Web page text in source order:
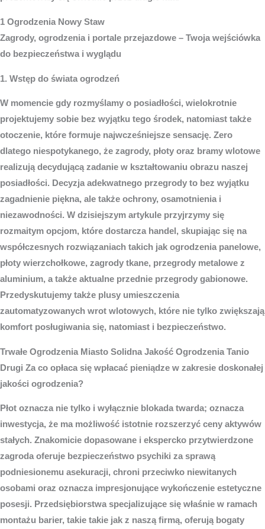
1 Ogrodzenia Nowy Staw
Zagrody, ogrodzenia i portale przejazdowe – Twoja wejściówka
do bezpieczeństwa i wyglądu
1. Wstęp do świata ogrodzeń
W momencie gdy rozmyślamy o posiadłości, wielokrotnie
projektujemy sobie bez wyjątku tego środek, natomiast także
otoczenie, które formuje najwcześniejsze sensację. Zero
dlatego niespotykanego, że zagrody, płoty oraz bramy wlotowe
realizują decydującą zadanie w kształtowaniu obrazu naszej
posiadłości. Decyzja adekwatnego przegrody to bez wyjątku
zagadnienie piękna, ale także ochrony, osamotnienia i
niezawodności. W dzisiejszym artykule przyjrzymy się
rozmaitym opcjom, które dostarcza handel, skupiając się na
współczesnych rozwiązaniach takich jak ogrodzenia panelowe,
płoty wierzchołkowe, zagrody tkane, przegrody metalowe z
aluminium, a także aktualne przednie przegrody gabionowe.
Przedyskutujemy także plusy umieszczenia
zautomatyzowanych wrot wlotowych, które nie tylko zwiększają
komfort posługiwania się, natomiast i bezpieczeństwo.
Trwałe Ogrodzenia Miasto Solidna Jakość Ogrodzenia Tanio
Drugi Za co opłaca się wpłacać pieniądze w zakresie doskonałej
jakości ogrodzenia?
Płot oznacza nie tylko i wyłącznie blokada twarda; oznacza
inwestycja, że ma możliwość istotnie rozszerzyć ceny aktywów
stałych. Znakomicie dopasowane i ekspercko przytwierdzone
zagroda oferuje bezpieczeństwo psychiki za sprawą
podniesionemu asekuracji, chroni przeciwko niewitanych
osobami oraz oznacza impresjonujące wykończenie estetyczne
posesji. Przedsiębiorstwa specjalizujące się właśnie w ramach
montażu barier, takie takie jak z naszą firmą, oferują bogaty